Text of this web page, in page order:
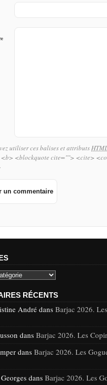
utiliser ces balises et attributs
<blockquote cite=""> <cite>
RÉCENTS
André dans Barjac 2026.
dans Barjac 2026. Les
dans Barjac 2026. Les
dans Barjac 2026. Les